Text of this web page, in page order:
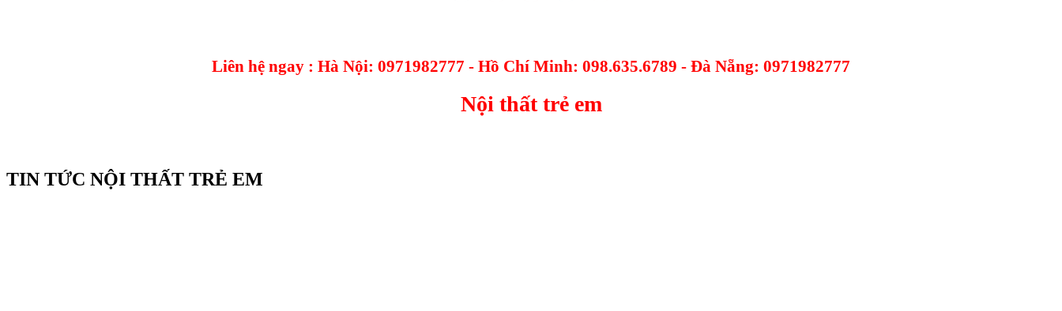
Liên hệ ngay : Hà Nội: 0971982777 - Hồ Chí Minh: 098.635.6789 - Đà Nẵng: 0971982777
Nội thất trẻ em
TIN TỨC NỘI THẤT TRẺ EM